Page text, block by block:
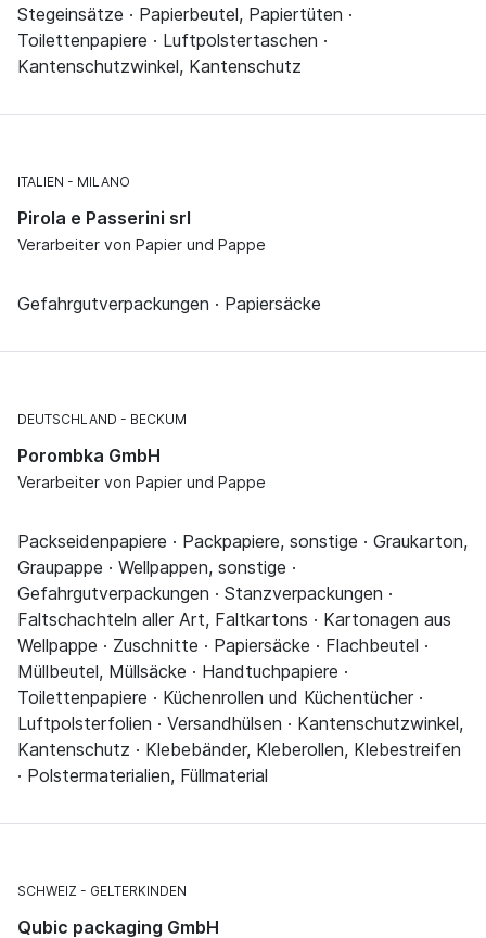
Stegeinsätze · Papierbeutel, Papiertüten ·
Toilettenpapiere · Luftpolstertaschen ·
Kantenschutzwinkel, Kantenschutz
ITALIEN MILANO
Pirola e Passerini srl
Verarbeiter von Papier und Pappe
Gefahrgutverpackungen · Papiersäcke
DEUTSCHLAND BECKUM
Porombka GmbH
Verarbeiter von Papier und Pappe
Packseidenpapiere · Packpapiere, sonstige · Graukarton,
Graupappe · Wellpappen, sonstige ·
Gefahrgutverpackungen · Stanzverpackungen ·
Faltschachteln aller Art, Faltkartons · Kartonagen aus
Wellpappe · Zuschnitte · Papiersäcke · Flachbeutel ·
Müllbeutel, Müllsäcke · Handtuchpapiere ·
Toilettenpapiere · Küchenrollen und Küchentücher ·
Luftpolsterfolien · Versandhülsen · Kantenschutzwinkel,
Kantenschutz · Klebebänder, Kleberollen, Klebestreifen
· Polstermaterialien, Füllmaterial
SCHWEIZ GELTERKINDEN
Qubic packaging GmbH